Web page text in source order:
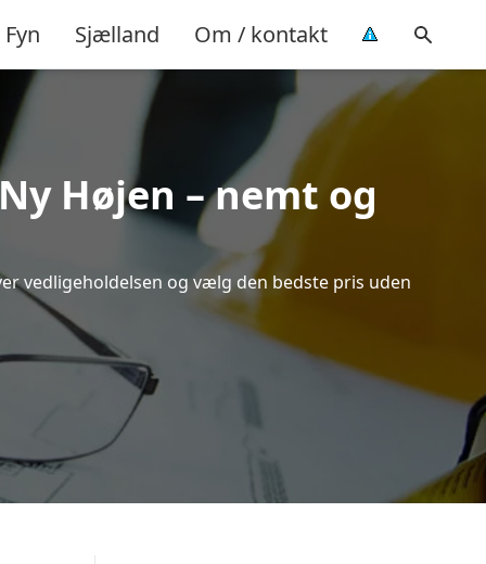
Fyn Sjælland Om / kontakt
Højen – nemt og
vedligeholdelsen og vælg den bedste pris uden